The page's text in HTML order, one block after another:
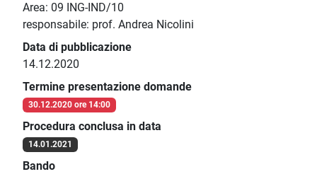
Area: 09 ING-IND/10
responsabile: prof. Andrea Nicolini
Data di pubblicazione
14.12.2020
Termine presentazione domande
30.12.2020 ore 14:00
Procedura conclusa in data
14.01.2021
Bando